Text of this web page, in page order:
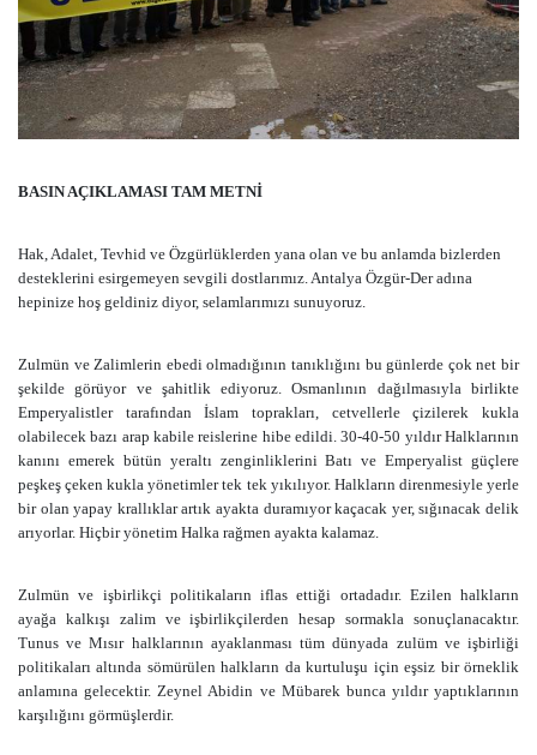
BASIN AÇIKLAMASI TAM METNİ
Hak, Adalet, Tevhid ve Özgürlüklerden yana olan ve bu anlamda bizlerden
desteklerini esirgemeyen sevgili dostlarımız. Antalya Özgür-Der adına
hepinize hoş geldiniz diyor, selamlarımızı sunuyoruz.
Zulmün ve Zalimlerin ebedi olmadığının tanıklığını bu günlerde çok net bir
şekilde görüyor ve şahitlik ediyoruz. Osmanlının dağılmasıyla birlikte
Emperyalistler tarafından İslam toprakları, cetvellerle çizilerek kukla
olabilecek bazı arap kabile reislerine hibe edildi. 30-40-50 yıldır Halklarının
kanını emerek bütün yeraltı zenginliklerini Batı ve Emperyalist güçlere
peşkeş çeken kukla yönetimler tek tek yıkılıyor. Halkların direnmesiyle yerle
bir olan yapay krallıklar artık ayakta duramıyor kaçacak yer, sığınacak delik
arıyorlar. Hiçbir yönetim Halka rağmen ayakta kalamaz.
Zulmün ve işbirlikçi politikaların iflas ettiği ortadadır. Ezilen halkların
ayağa kalkışı zalim ve işbirlikçilerden hesap sormakla sonuçlanacaktır.
Tunus ve Mısır halklarının ayaklanması tüm dünyada zulüm ve işbirliği
politikaları altında sömürülen halkların da kurtuluşu için eşsiz bir örneklik
anlamına gelecektir. Zeynel Abidin ve Mübarek bunca yıldır yaptıklarının
karşılığını görmüşlerdir.